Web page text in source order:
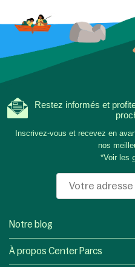
Restez informés et
Inscrivez-vous et recevez en
nos
*Voir les
Notre blog
À propos Center Parcs